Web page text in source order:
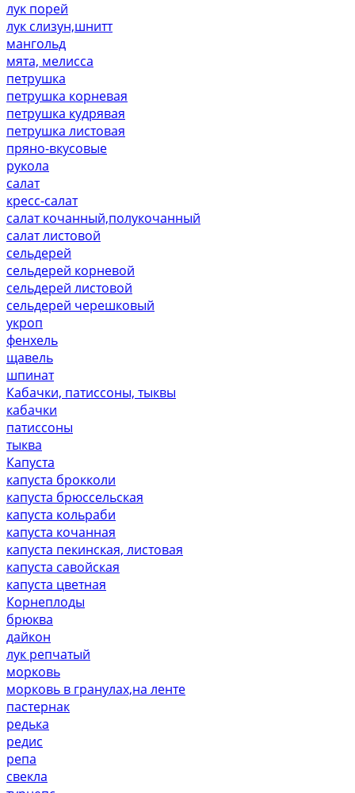
лук порей
лук слизун,шнитт
мангольд
мята, мелисса
петрушка
петрушка корневая
петрушка кудрявая
петрушка листовая
пряно-вкусовые
рукола
салат
кресс-салат
салат кочанный,полукочанный
салат листовой
сельдерей
сельдерей корневой
сельдерей листовой
сельдерей черешковый
укроп
фенхель
щавель
шпинат
Кабачки, патиссоны, тыквы
кабачки
патиссоны
тыква
Капуста
капуста брокколи
капуста брюссельская
капуста кольраби
капуста кочанная
капуста пекинская, листовая
капуста савойская
капуста цветная
Корнеплоды
брюква
дайкон
лук репчатый
морковь
морковь в гранулах,на ленте
пастернак
редька
редис
репа
свекла